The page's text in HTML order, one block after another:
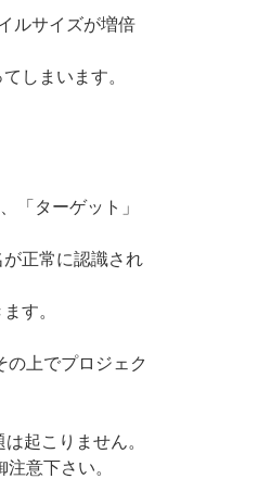
ルサイズが増倍
しまいます。
「ターゲット」
正常に認識され
す。
上でプロジェク
起こりません。
意下さい。